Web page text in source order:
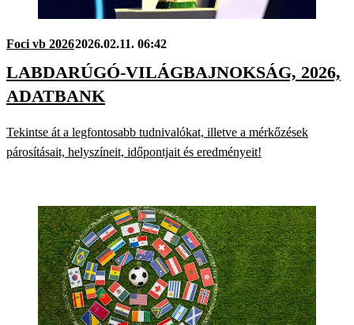
Foci vb 20262026.02.11. 06:42
LABDARÚGÓ-VILÁGBAJNOKSÁG, 2026,
ADATBANK
Tekintse át a legfontosabb tudnivalókat, illetve a mérkőzések
párosításait, helyszíneit, időpontjait és eredményeit!